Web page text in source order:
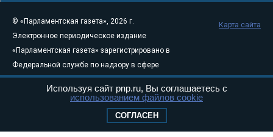
© «Парламентская газета», 2026 г.
Электронное периодическое издание
«Парламентская газета» зарегистрировано в
Федеральной службе по надзору в сфере
связи, информационных технологий и
массовых коммуникаций (Роскомнадзор) 05
Свидетельство о регистрации Эл № ФС77-
Карта сайта
Используя сайт pnp.ru, Вы соглашаетесь с
использованием файлов cookie
СОГЛАСЕН